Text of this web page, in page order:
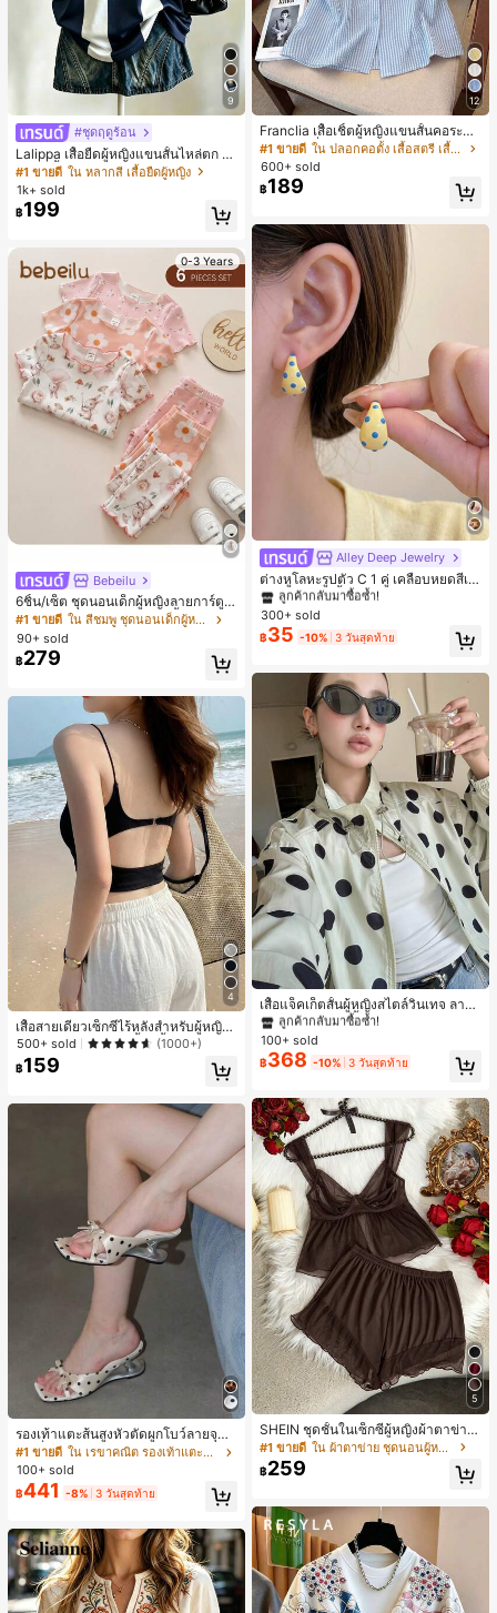
9
#ชุดฤดูร้อน
Lalippa เสื้อยืดผู้หญิงแขนสั้นไหล่ตก ค
อวีปกเสื้อ ลายพิมพ์ดิจิทัลลายทาง สไตล์
สปอร์ตแฟชั่นมินิมอล ของขวัญสำหรับเ
พื่อน
#1 ขายดี ใน หลากสี เสื้อยืดผู้หญิง
1k+ sold
฿199
0-3 Years
Bebeilu
6ชิ้น/เซ็ต ชุดนอนเด็กผู้หญิงลายการ์ตูน
หมีและดอกไม้ คอกลม แขนสั้น กางเกง
ขาสั้น ขอบระบาย สวมใส่สบาย
#1 ขายดี
ใน สีชมพู ชุดนอนเด็กผู้หญิง
90+ sold
฿279
4
เสื้อสายเดี่ยวเซ็กซี่ไร้หลังสำหรับผู้หญิง
พร้อมบราแบบมีฟองน้ำ, เสื้อกล้ามแขน
กุด, เสื้อลำลองสีดำสำหรับฤดูร้อน
500+ sold (1000+)
฿159
รองเท้าแตะส้นสูงหัวตัดผูกโบว์ลายจุดส
ายเดี่ยวส้นไม่สมมาตรสำหรับผู้หญิง, รอ
งเท้าแตะส้นสูงหนังเทียมสีขาวหรูหรา
สำหรับฤดูร้อน
#1 ขายดี
ใน เรขาคณิต รองเท้าแตะส้นสูงผู้หญิง
100+ sold
฿441 -8% 3 วันสุดท้าย
12
Franclia เสื้อเชิ้ตผู้หญิงแขนสั้นคอระบา
ยกระดุมเดี่ยวลายทาง
#1 ขายดี
ใน ปลอกคอตั้ง เสื้อสตรี เสื้อเบลาส์ & Tee
600+ sold
฿189
Alley Deep Jewelry
ต่างหูโลหะรูปตัว C 1 คู่ เคลือบหยดสีเห
ลือง ลายจุดสีน้ำเงิน สไตล์ยุโรปและอเม
ริกัน แฟชั่นส่วนตัว หวานและสง่างาม
สำหรับผู้หญิงและเด็กหญิง สำหรับการเ
ดินทาง งานแต่งงาน ปาร์ตี้ วันเกิด ของ
#1 ขายดี ใน โบโฮ ต่างหูผู้หญิง
ลูกค้ากลับมาซื้อซ้ำ!
เกือบหมดแล้ว!
#1 ขายดี ใน โบโฮ ต่างหูผู้หญิง
ลูกค้ากลับมาซื้อซ้ำ!
เกือบหมดแล้ว!
#1 ขายดี ใน โบโฮ ต่างหูผู้หญิง
ลูกค้ากลับมาซื้อซ้ำ!
เกือบหมดแล้ว!
#1 ขายดี ใน โบโฮ ต่างหูผู้หญิง
เกือบหมดแล้ว!
300+ sold
฿35 -10% 3 วันสุดท้าย
เสื้อแจ็คเก็ตสั้นผู้หญิงสไตล์วินเทจ ลายจุ
ดขนาดใหญ่ คอตั้ง เอวเข้ารูป แขนพอง
ทรงหลวม แฟชั่นอเนกประสงค์ สำหรับใ
ส่ประจำวันและไปเที่ยวพักผ่อน
#1 ขายดี
ใน กระเป๋า เสื้อคลุมลำลอง
ลูกค้ากลับมาซื้อซ้ำ!
#1 ขายดี ใน กระเป๋า เสื้อคลุมลำลอง
ลูกค้ากลับมาซื้อซ้ำ!
#1 ขายดี ใน กระเป๋า เสื้อคลุมลำลอง
ลูกค้ากลับมาซื้อซ้ำ!
#1 ขายดี ใน กระเป๋า เสื้อคลุมลำลอง
100+ sold
฿368 -10% 3 วันสุดท้าย
5
SHEIN ชุดชั้นในเซ็กซี่ผู้หญิงผ้าตาข่าย
มีโครงคัพบาง
#1 ขายดี ใน ผ้าตาข่าย ชุดนอนผู้หญิง
฿259